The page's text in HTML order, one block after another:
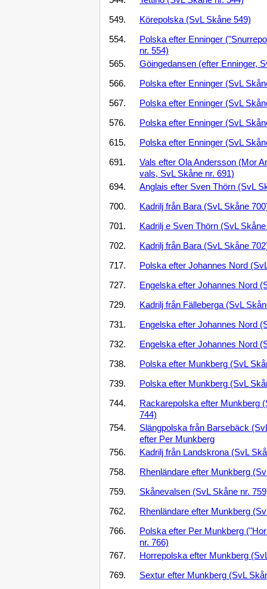
549. Körepolska (SvL Skåne 549)
554.
Polska efter Enninger
nr. 554)
565.
Göingedansen (efter Enninger,
566. Polska efter Enninger (SvL
567. Polska efter Enninger (SvL
576. Polska efter Enninger (SvL
615. Polska efter Enninger (SvL
691.
Vals efter Ola Andersson (Mor
vals, SvL Skåne nr. 691)
694.
Anglais efter Sven Thörn (SvL
700. Kadrilj från Bara (SvL Skåne
701. Kadrilj e Sven Thörn (SvL
702. Kadrilj från Bara (SvL Skåne
717. Polska efter Johannes Nord
727. Engelska efter Johannes Nord
729. Kadrilj från Fälleberga (SvL
731. Engelska efter Johannes Nord
732. Engelska efter Johannes Nord
738. Polska efter Munkberg (SvL
739. Polska efter Munkberg (SvL
744.
Rackarepolska efter Munkberg
744)
754.
Slängpolska från Barsebäck
efter Per Munkberg
756.
Kadrilj från Landskrona (SvL
758. Rhenländare efter Munkberg
759. Skånevalsen (SvL Skåne nr.
762. Rhenländare efter Munkberg
766.
Polska efter Per Munkberg
nr. 766)
767.
Horrepolska efter Munkberg
769. Sextur efter Munkberg (SvL